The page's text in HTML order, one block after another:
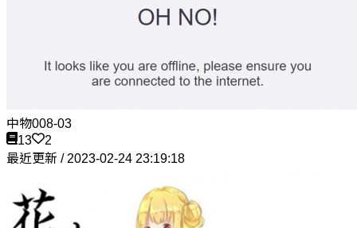
中物008-03
13
2
最近更新 / 2023-02-24 23:19:18